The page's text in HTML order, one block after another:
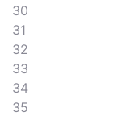
30
31
32
33
34
35